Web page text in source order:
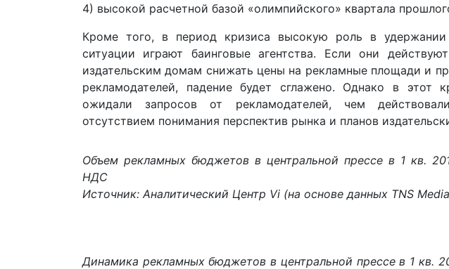
4) высокой расчетной базой «олимпийского» квартала
Кроме того, в период кризиса высокую роль в
ситуации играют баинговые агентства. Если они
издательским домам снижать цены на рекламные площади и
рекламодателей, падение будет сглажено. Однако в этот
ожидали запросов от рекламодателей, чем
отсутствием понимания перспектив рынка и планов
Объем рекламных бюджетов в центральной прессе в 1 кв.
НДС
Источник: Аналитический Центр Vi (на основе данных TNS
Динамика рекламных бюджетов в центральной прессе в 1 кв.